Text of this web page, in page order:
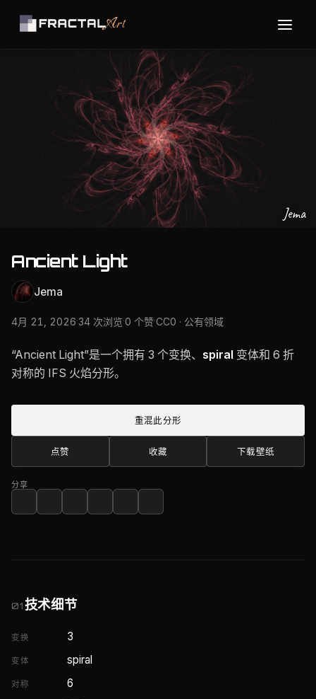
Jema
Ancient Light
Jema
4月 21, 2026·34 次浏览·0 个赞·CC0 · 公有领域
“Ancient Light”是一个拥有 3 个变换、 spiral 变体和 6 折
对称的 IFS 火焰分形。
重混此分形
点赞 收藏 下载壁纸
分享
01技术细节
变换 3
变体 spiral
对称 6